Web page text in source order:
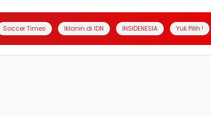
Soccer Times Iklanin di IDN INSIDENESIA Yuk Pilih !